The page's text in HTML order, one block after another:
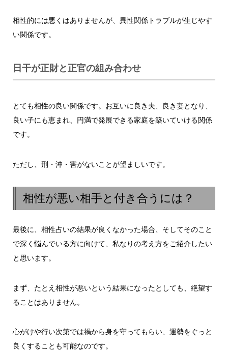
相性的には悪くはありませんが、異性関係トラブルが生じやす
い関係です。
日干が正財と正官の組み合わせ
とても相性の良い関係です。お互いに良き夫、良き妻となり、
良い子にも恵まれ、円満で発展できる家庭を築いていける関係
です。
ただし、刑・沖・害がないことが望ましいです。
相性が悪い相手と付き合うには？
最後に、相性占いの結果が良くなかった場合、そしてそのこと
で深く悩んでいる方に向けて、私なりの考え方をご紹介したい
と思います。
まず、たとえ相性が悪いという結果になったとしても、絶望す
ることはありません。
心がけや行い次第では禍から身を守ってもらい、運勢をぐっと
良くすることも可能なのです。